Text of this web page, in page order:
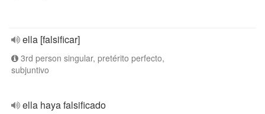
ella [falsificar]
3rd person singular, pretérito perfecto,
subjuntivo
ella haya falsificado